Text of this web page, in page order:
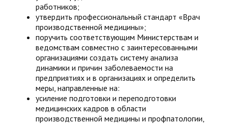
работников;
утвердить профессиональный стандарт «Врач
производственной медицины»;
поручить соответствующим Министерствам и
ведомствам совместно с заинтересованными
организациями создать систему анализа
динамики и причин заболеваемости на
предприятиях и в организациях и определить
меры, направленные на:
усиление подготовки и переподготовки
медицинских кадров в области
производственной медицины и профпатологии,